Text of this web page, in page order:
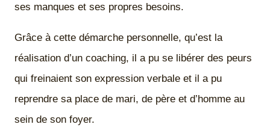
ses manques et ses propres besoins.
Grâce à cette démarche personnelle, qu’est la
réalisation d’un coaching, il a pu se libérer des peurs
qui freinaient son expression verbale et il a pu
reprendre sa place de mari, de père et d’homme au
sein de son foyer.